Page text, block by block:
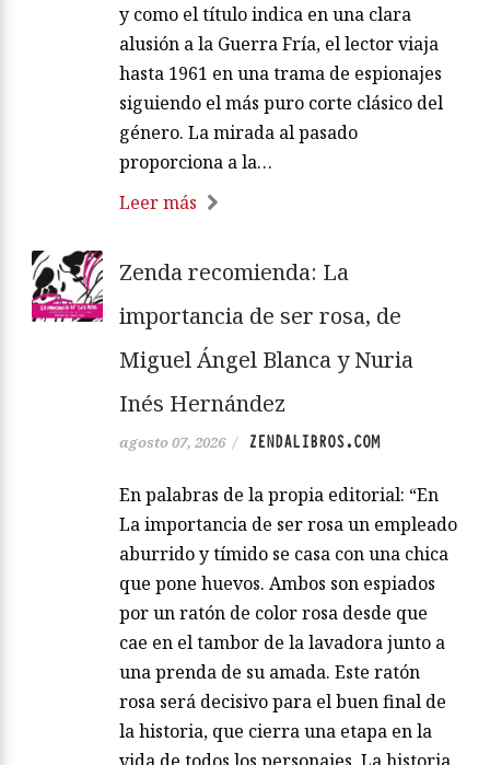
y como el título indica en una clara
alusión a la Guerra Fría, el lector viaja
hasta 1961 en una trama de espionajes
siguiendo el más puro corte clásico del
género. La mirada al pasado
proporciona a la…
Leer más
Zenda recomienda: La
importancia de ser rosa, de
Miguel Ángel Blanca y Nuria
Inés Hernández
agosto 07, 2026 / ZENDALIBROS.COM
En palabras de la propia editorial: “En
La importancia de ser rosa un empleado
aburrido y tímido se casa con una chica
que pone huevos. Ambos son espiados
por un ratón de color rosa desde que
cae en el tambor de la lavadora junto a
una prenda de su amada. Este ratón
rosa será decisivo para el buen final de
la historia, que cierra una etapa en la